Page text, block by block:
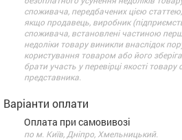
споживача, передбачених цією
якщо продавець, виробник
споживача, встановлені частиною
недоліки товару виникли внаслідок
користування товаром або його
брати участь у перевірці якості
представника.
Варіанти оплати
Оплата при самовивозі
по м. Київ, Дніпро, Хмельницький.